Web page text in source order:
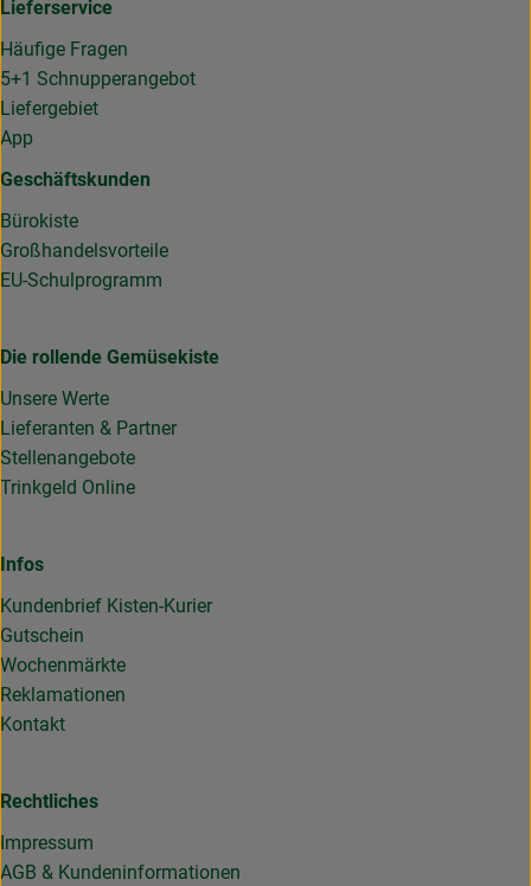
Lieferservice
Häufige Fragen
5+1 Schnupperangebot
Liefergebiet
App
Geschäftskunden
Bürokiste
Großhandelsvorteile
EU-Schulprogramm
Die rollende Gemüsekiste
Unsere Werte
Lieferanten & Partner
Stellenangebote
Trinkgeld Online
Infos
Kundenbrief Kisten-Kurier
Gutschein
Wochenmärkte
Reklamationen
Kontakt
Rechtliches
Impressum
AGB & Kundeninformationen